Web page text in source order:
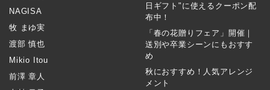
NAGISA
牧 まゆ実
渡部 慎也
Mikio Itou
前澤 章人
日ギフト"に使えるクーポン配
布中！
「春の花贈りフェア」開催｜
送別や卒業シーンにもおすす
め
秋におすすめ！人気アレンジ
メント